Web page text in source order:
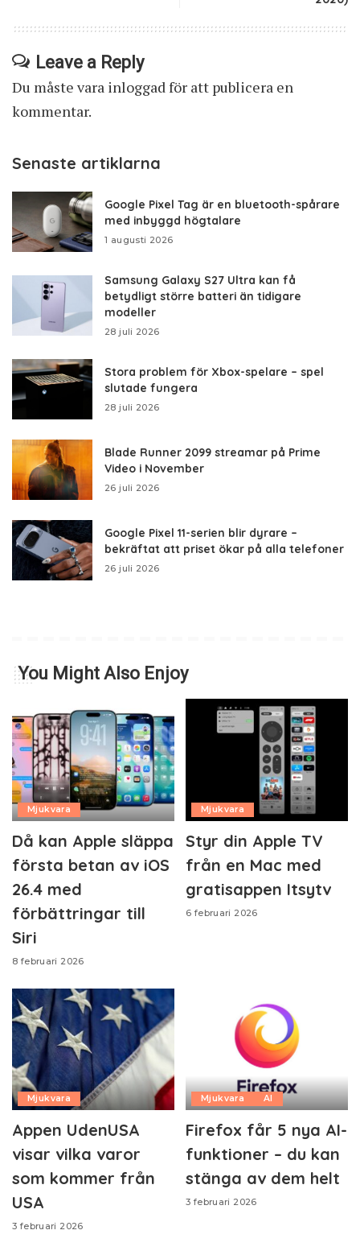
Leave a Reply
Du måste vara inloggadför att publicera en
kommentar.
Senaste artiklarna
Google Pixel Tag är en bluetooth-spårare
med inbyggd högtalare
1 augusti 2026
Samsung Galaxy S27 Ultra kan få
betydligt större batteri än tidigare
modeller
28 juli 2026
Stora problem för Xbox-spelare – spel
slutade fungera
28 juli 2026
Blade Runner 2099 streamar på Prime
Video i November
26 juli 2026
Google Pixel 11-serien blir dyrare –
bekräftat att priset ökar på alla telefoner
26 juli 2026
You Might Also Enjoy
Mjukvara
Då kan Apple släppa
första betan av iOS
26.4 med
förbättringar till
Siri
8 februari 2026
Mjukvara
Styr din Apple TV
från en Mac med
gratisappen Itsytv
6 februari 2026
Mjukvara
Appen UdenUSA
visar vilka varor
som kommer från
USA
3 februari 2026
Mjukvara AI
Firefox får 5 nya AI-
funktioner – du kan
stänga av dem helt
3 februari 2026